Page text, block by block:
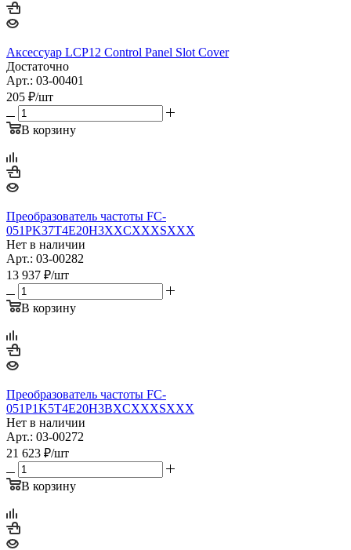
Аксессуар LCP12 Control Panel Slot Cover
Достаточно
Арт.: 03-00401
205 ₽/шт
В корзину
Преобразователь частоты FC-
051PK37T4E20H3XXCXXXSXXX
Нет в наличии
Арт.: 03-00282
13 937 ₽/шт
В корзину
Преобразователь частоты FC-
051P1K5T4E20H3BXCXXXSXXX
Нет в наличии
Арт.: 03-00272
21 623 ₽/шт
В корзину